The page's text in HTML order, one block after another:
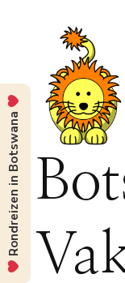
Rondreizen in Botswana